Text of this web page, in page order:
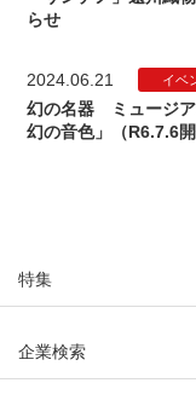
らせ
2024.06.21 イベ
幻の名器 ミュージ
幻の音色」（R6.7.6開
特集
企業検索